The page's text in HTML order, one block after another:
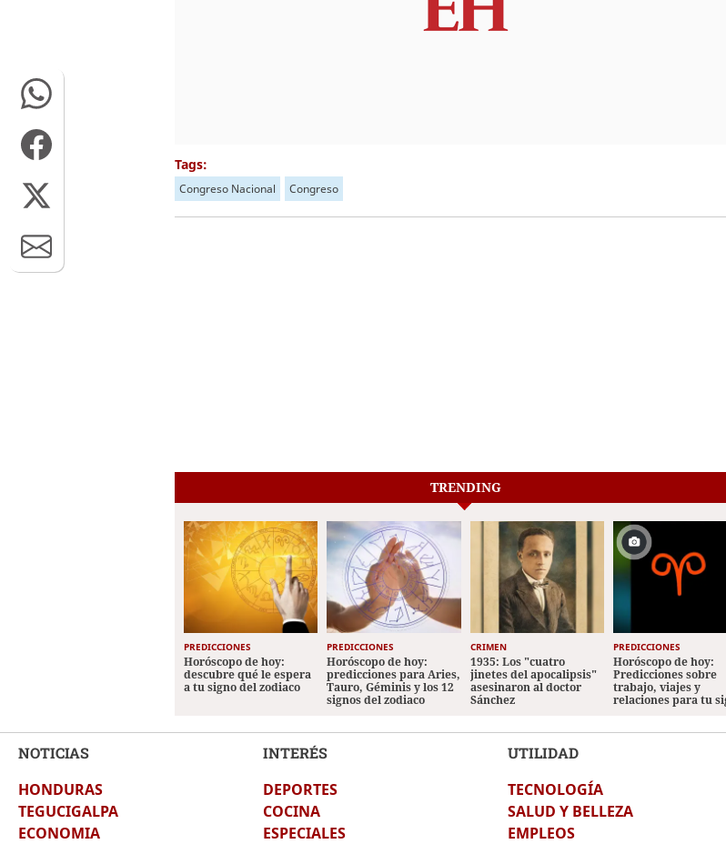
Tags:
Congreso Nacional Congreso
TRENDING
PREDICCIONES
Horóscopo de hoy:
descubre qué le espera
a tu signo del zodiaco
PREDICCIONES
Horóscopo de hoy:
predicciones para Aries,
Tauro, Géminis y los 12
signos del zodiaco
CRIMEN
1935: Los "cuatro
jinetes del apocalipsis"
asesinaron al doctor
Sánchez
PREDICCIONES
Horóscopo de hoy:
Predicciones sobre
trabajo, viajes y
relaciones para tu
NOTICIAS
HONDURAS
TEGUCIGALPA
ECONOMIA
INTERÉS
DEPORTES
COCINA
ESPECIALES
UTILIDAD
TECNOLOGÍA
SALUD Y BELLEZA
EMPLEOS